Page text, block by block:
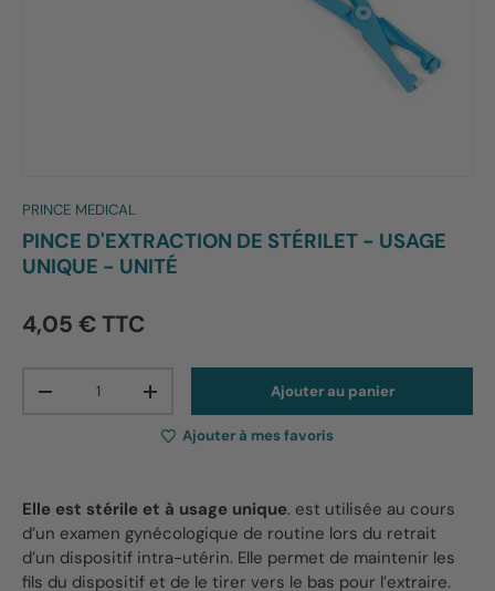
PRINCE MEDICAL
PINCE D'EXTRACTION DE STÉRILET - USAGE
UNIQUE - UNITÉ
4,05 € TTC
-
+ Ajouter au panier
Ajouter à mes favoris
Elle est stérile et à usage unique. est utilisée au cours
d’un examen gynécologique de routine lors du retrait
d’un dispositif intra-utérin. Elle permet de maintenir les
fils du dispositif et de le tirer vers le bas pour l’extraire.